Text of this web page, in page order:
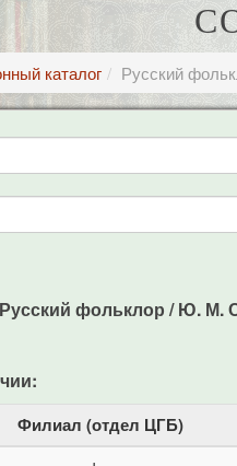
каталог Русский
фольклор / Ю. М.
Филиал (отдел ЦГБ)